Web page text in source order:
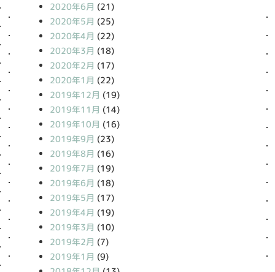
2020年6月 (21)
2020年5月 (25)
2020年4月 (22)
2020年3月 (18)
2020年2月 (17)
2020年1月 (22)
2019年12月 (19)
2019年11月 (14)
2019年10月 (16)
2019年9月 (23)
2019年8月 (16)
2019年7月 (19)
2019年6月 (18)
2019年5月 (17)
2019年4月 (19)
2019年3月 (10)
2019年2月 (7)
2019年1月 (9)